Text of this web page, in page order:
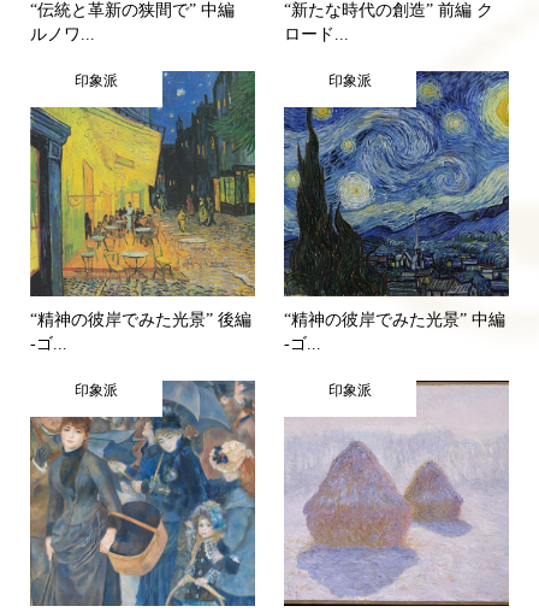
“伝統と革新の狭間で” 中編
ルノワ...
“新たな時代の創造” 前編 ク
ロード...
印象派
“精神の彼岸でみた光景” 後編
-ゴ...
印象派
“精神の彼岸でみた光景” 中編
-ゴ...
印象派 印象派